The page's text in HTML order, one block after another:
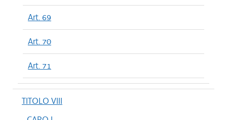
Art. 69
Art. 70
Art. 71
TITOLO VIII